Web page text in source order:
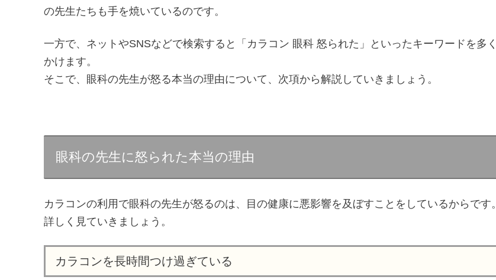
の先生たちも手を焼いているのです。
一方で、ネットやSNSなどで検索すると「カラコン 眼科 怒られた」といったキーワードを多
かけます。
そこで、眼科の先生が怒る本当の理由について、次項から解説していきましょう。
眼科の先生に怒られた本当の理由
カラコンの利用で眼科の先生が怒るのは、目の健康に悪影響を及ぼすことをしているからです。
詳しく見ていきましょう。
カラコンを長時間つけ過ぎている